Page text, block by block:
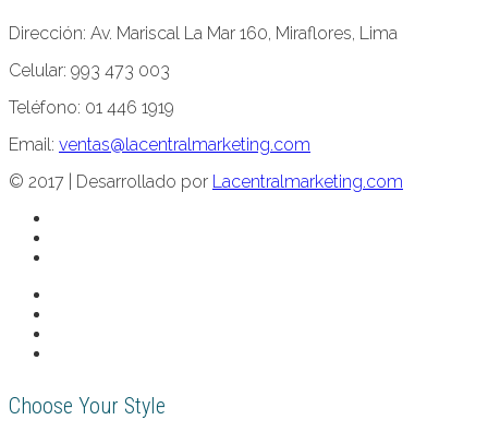
Dirección: Av. Mariscal La Mar 160, Miraflores, Lima
Celular: 993 473 003
Teléfono: 01 446 1919
Email: ventas@lacentralmarketing.com
© 2017 | Desarrollado por Lacentralmarketing.com
Choose Your Style